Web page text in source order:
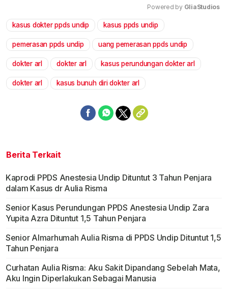
Powered by GliaStudios
kasus dokter ppds undip kasus ppds undip
pemerasan ppds undip uang pemerasan ppds undip
dokter arl dokter arl kasus perundungan dokter arl
dokter arl kasus bunuh diri dokter arl
Berita Terkait
Kaprodi PPDS Anestesia Undip Dituntut 3 Tahun Penjara
dalam Kasus dr Aulia Risma
Senior Kasus Perundungan PPDS Anestesia Undip Zara
Yupita Azra Dituntut 1,5 Tahun Penjara
Senior Almarhumah Aulia Risma di PPDS Undip Dituntut 1,5
Tahun Penjara
Curhatan Aulia Risma: Aku Sakit Dipandang Sebelah Mata,
Aku Ingin Diperlakukan Sebagai Manusia